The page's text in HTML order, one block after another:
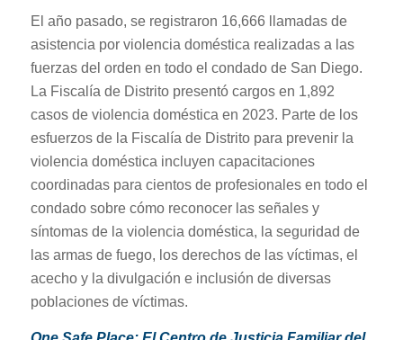
El año pasado, se registraron 16,666 llamadas de
asistencia por violencia doméstica realizadas a las
fuerzas del orden en todo el condado de San Diego.
La Fiscalía de Distrito presentó cargos en 1,892
casos de violencia doméstica en 2023. Parte de los
esfuerzos de la Fiscalía de Distrito para prevenir la
violencia doméstica incluyen capacitaciones
coordinadas para cientos de profesionales en todo el
condado sobre cómo reconocer las señales y
síntomas de la violencia doméstica, la seguridad de
las armas de fuego, los derechos de las víctimas, el
acecho y la divulgación e inclusión de diversas
poblaciones de víctimas.